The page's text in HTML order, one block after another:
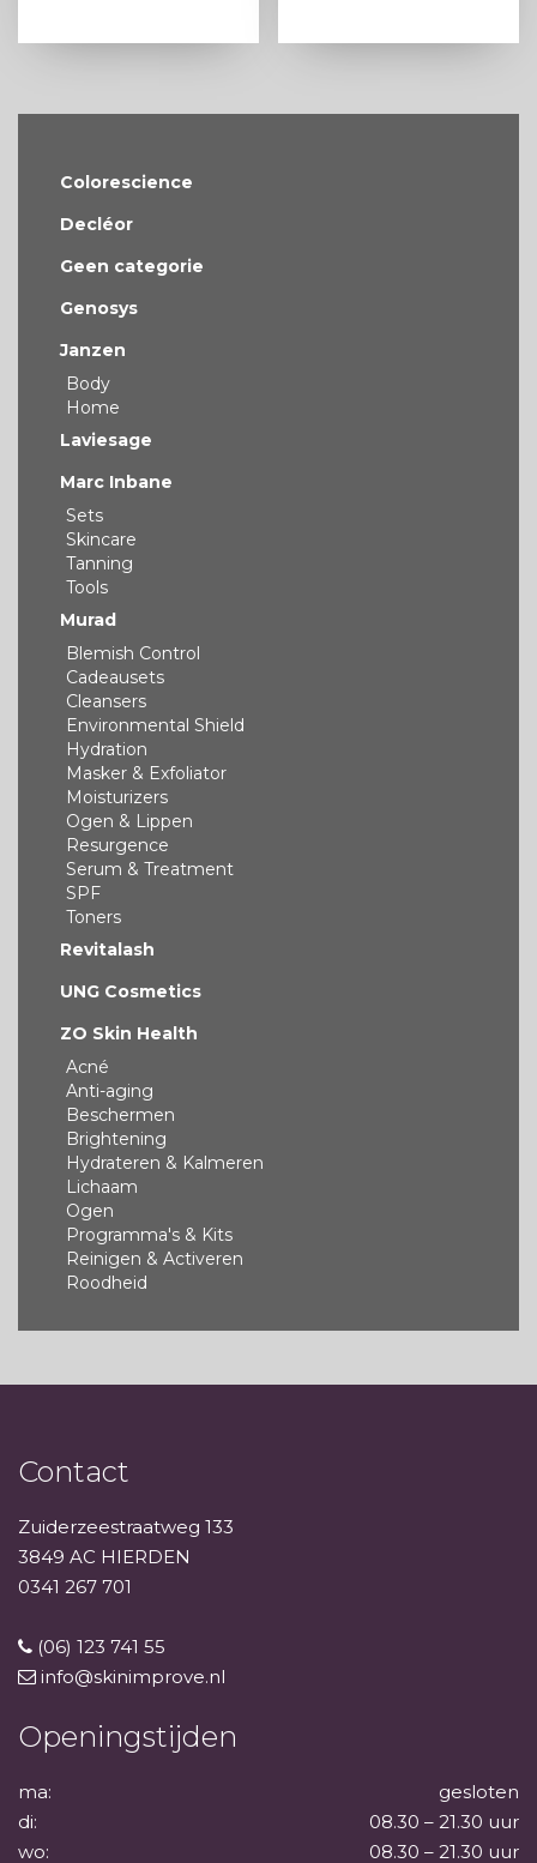
Colorescience
Decléor
Geen categorie
Genosys
Janzen
Body
Home
Laviesage
Marc Inbane
Sets
Skincare
Tanning
Tools
Murad
Blemish Control
Cadeausets
Cleansers
Environmental Shield
Hydration
Masker & Exfoliator
Moisturizers
Ogen & Lippen
Resurgence
Serum & Treatment
SPF
Toners
Revitalash
UNG Cosmetics
ZO Skin Health
Acné
Anti-aging
Beschermen
Brightening
Hydrateren & Kalmeren
Lichaam
Ogen
Programma's & Kits
Reinigen & Activeren
Roodheid
Contact
Zuiderzeestraatweg 133
3849 AC HIERDEN
0341 267 701
(06) 123 741 55
info@skinimprove.nl
Openingstijden
ma:
gesloten
di:
08.30 – 21.30 uur
wo:
08.30 – 21.30 uur